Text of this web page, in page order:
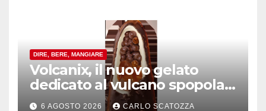
DIRE, BERE, MANGIARE
Volcanix, il nuovo gelato
dedicato al vulcano spopola,
è nato a Caivano
6 AGOSTO 2026 CARLO SCATOZZA